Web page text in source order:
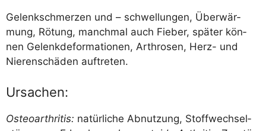
Gelenk­schmer­zen und – schwel­lun­gen, Über­wär­
mung, Rötung, manch­mal auch Fie­ber, spä­ter kön­
nen Gelenk­de­for­ma­tio­nen, Arthro­sen, Herz- und
Nie­ren­schä­den auftreten.
Ursachen:
Osteo­ar­thri­tis: natür­li­che Abnut­zung, Stoff­wech­sel­